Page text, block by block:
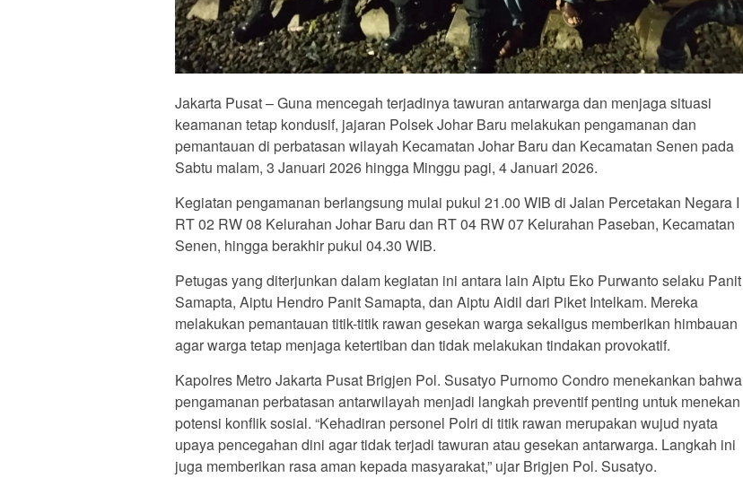
Jakarta Pusat – Guna mencegah terjadinya tawuran antarwarga dan menjaga situasi
keamanan tetap kondusif, jajaran Polsek Johar Baru melakukan pengamanan dan
pemantauan di perbatasan wilayah Kecamatan Johar Baru dan Kecamatan Senen pada
Sabtu malam, 3 Januari 2026 hingga Minggu pagi, 4 Januari 2026.
Kegiatan pengamanan berlangsung mulai pukul 21.00 WIB di Jalan Percetakan Negara I
RT 02 RW 08 Kelurahan Johar Baru dan RT 04 RW 07 Kelurahan Paseban, Kecamatan
Senen, hingga berakhir pukul 04.30 WIB.
Petugas yang diterjunkan dalam kegiatan ini antara lain Aiptu Eko Purwanto selaku Panit
Samapta, Aiptu Hendro Panit Samapta, dan Aiptu Aidil dari Piket Intelkam. Mereka
melakukan pemantauan titik-titik rawan gesekan warga sekaligus memberikan himbauan
agar warga tetap menjaga ketertiban dan tidak melakukan tindakan provokatif.
Kapolres Metro Jakarta Pusat Brigjen Pol. Susatyo Purnomo Condro menekankan bahwa
pengamanan perbatasan antarwilayah menjadi langkah preventif penting untuk menekan
potensi konflik sosial. “Kehadiran personel Polri di titik rawan merupakan wujud nyata
upaya pencegahan dini agar tidak terjadi tawuran atau gesekan antarwarga. Langkah ini
juga memberikan rasa aman kepada masyarakat,” ujar Brigjen Pol. Susatyo.